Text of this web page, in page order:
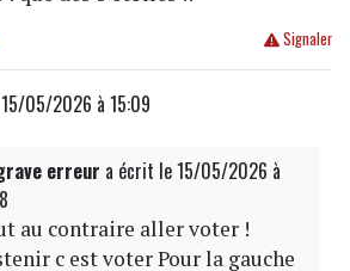
Signaler
05/2026 à 15:09
erreur a écrit le 15/05/2026 à
au contraire aller voter !
c est voter Pour la gauche